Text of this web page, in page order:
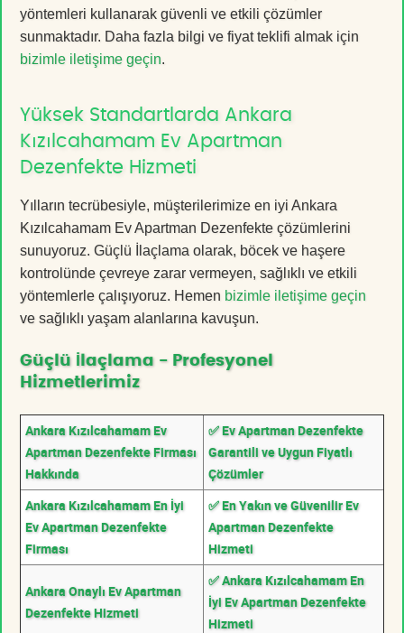
yöntemleri kullanarak güvenli ve etkili çözümler
sunmaktadır. Daha fazla bilgi ve fiyat teklifi almak için
bizimle iletişime geçin.
Yüksek Standartlarda Ankara
Kızılcahamam Ev Apartman
Dezenfekte Hizmeti
Yılların tecrübesiyle, müşterilerimize en iyi Ankara
Kızılcahamam Ev Apartman Dezenfekte çözümlerini
sunuyoruz. Güçlü İlaçlama olarak, böcek ve haşere
kontrolünde çevreye zarar vermeyen, sağlıklı ve etkili
yöntemlerle çalışıyoruz. Hemen bizimle iletişime geçin
ve sağlıklı yaşam alanlarına kavuşun.
Güçlü İlaçlama - Profesyonel
Hizmetlerimiz
Ankara Kızılcahamam Ev
Apartman Dezenfekte Firması
Hakkında
✅ Ev Apartman Dezenfekte
Garantili ve Uygun Fiyatlı
Çözümler
Ankara Kızılcahamam En İyi
Ev Apartman Dezenfekte
Firması
✅ En Yakın ve Güvenilir Ev
Apartman Dezenfekte
Hizmeti
Ankara Onaylı Ev Apartman
Dezenfekte Hizmeti
✅ Ankara Kızılcahamam En
İyi Ev Apartman Dezenfekte
Hizmeti